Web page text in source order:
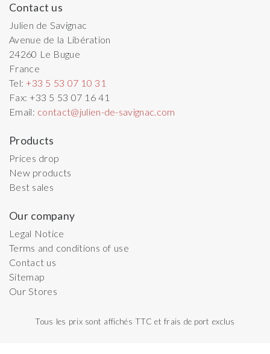
Contact us
Julien de Savignac
Avenue de la Libération
24260 Le Bugue
France
Tel:+33 5 53 07 10 31
Fax:+33 5 53 07 16 41
Email: contact@julien-de-savignac.com
Products
Prices drop
New products
Best sales
Our company
Legal Notice
Terms and conditions of use
Contact us
Sitemap
Our Stores
Tous les prix sont affichés TTC et frais de port exclus